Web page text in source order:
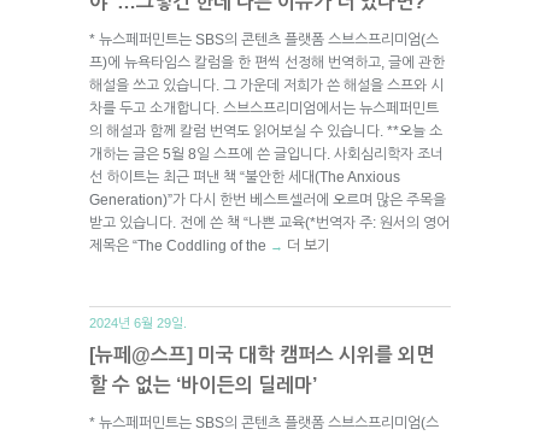
* 뉴스페퍼민트는 SBS의 콘텐츠 플랫폼 스브스프리미엄(스
프)에 뉴욕타임스 칼럼을 한 편씩 선정해 번역하고, 글에 관한
해설을 쓰고 있습니다. 그 가운데 저희가 쓴 해설을 스프와 시
차를 두고 소개합니다. 스브스프리미엄에서는 뉴스페퍼민트
의 해설과 함께 칼럼 번역도 읽어보실 수 있습니다. **오늘 소
개하는 글은 5월 8일 스프에 쓴 글입니다. 사회심리학자 조너
선 하이트는 최근 펴낸 책 “불안한 세대(The Anxious
Generation)”가 다시 한번 베스트셀러에 오르며 많은 주목을
받고 있습니다. 전에 쓴 책 “나쁜 교육(*번역자 주: 원서의 영어
제목은 “The Coddling of the → 더 보기
2024년 6월 29일.
[뉴페@스프] 미국 대학 캠퍼스 시위를 외면
할 수 없는 ‘바이든의 딜레마’
* 뉴스페퍼민트는 SBS의 콘텐츠 플랫폼 스브스프리미엄(스